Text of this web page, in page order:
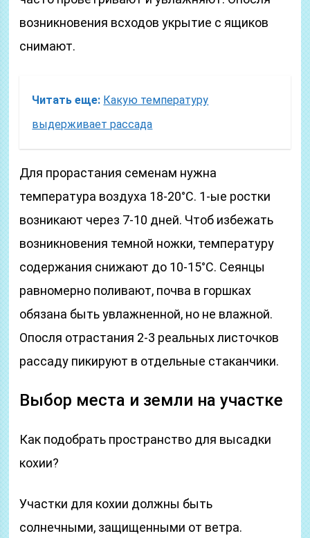
возникновения всходов укрытие с ящиков
снимают.
Читать еще: Какую температуру
выдерживает рассада
Для прорастания семенам нужна
температура воздуха 18-20°C. 1-ые ростки
возникают через 7-10 дней. Чтоб избежать
возникновения темной ножки, температуру
содержания снижают до 10-15°C. Сеянцы
равномерно поливают, почва в горшках
обязана быть увлажненной, но не влажной.
Опосля отрастания 2-3 реальных листочков
рассаду пикируют в отдельные стаканчики.
Выбор места и земли на участке
Как подобрать пространство для высадки
кохии?
Участки для кохии должны быть
солнечными, защищенными от ветра.